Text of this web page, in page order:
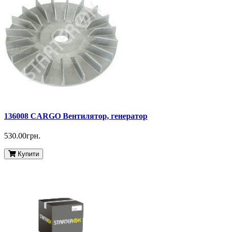
136008 CARGO Вентилятор, генератор
530.00грн.
Купити